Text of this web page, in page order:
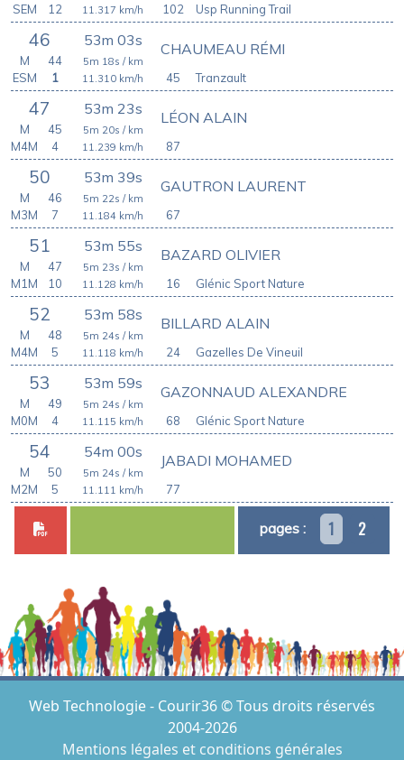
102
11.317 km/h
SEM
12 Usp Running Trail
46 53m 03s
45
CHAUMEAU RÉMI
5m 18s / km
11.310 km/h
M
44
ESM
1 Tranzault
47 53m 23s
87
LÉON ALAIN
5m 20s / km
11.239 km/h
M
45
M4M
4
50 53m 39s
67
GAUTRON LAURENT
5m 22s / km
11.184 km/h
M
46
M3M
7
51 53m 55s
16
BAZARD OLIVIER
5m 23s / km
11.128 km/h
M
47
M1M
10 Glénic Sport Nature
52 53m 58s
24
BILLARD ALAIN
5m 24s / km
11.118 km/h
M
48
M4M
5 Gazelles De Vineuil
53 53m 59s
68
GAZONNAUD ALEXANDRE
5m 24s / km
11.115 km/h
M
49
M0M
4 Glénic Sport Nature
54 54m 00s
77
JABADI MOHAMED
5m 24s / km
11.111 km/h
M
50
M2M
5
pages : 1 2
Web Technologie - Courir36 © Tous droits réservés
2004-2026
Mentions légales et conditions générales